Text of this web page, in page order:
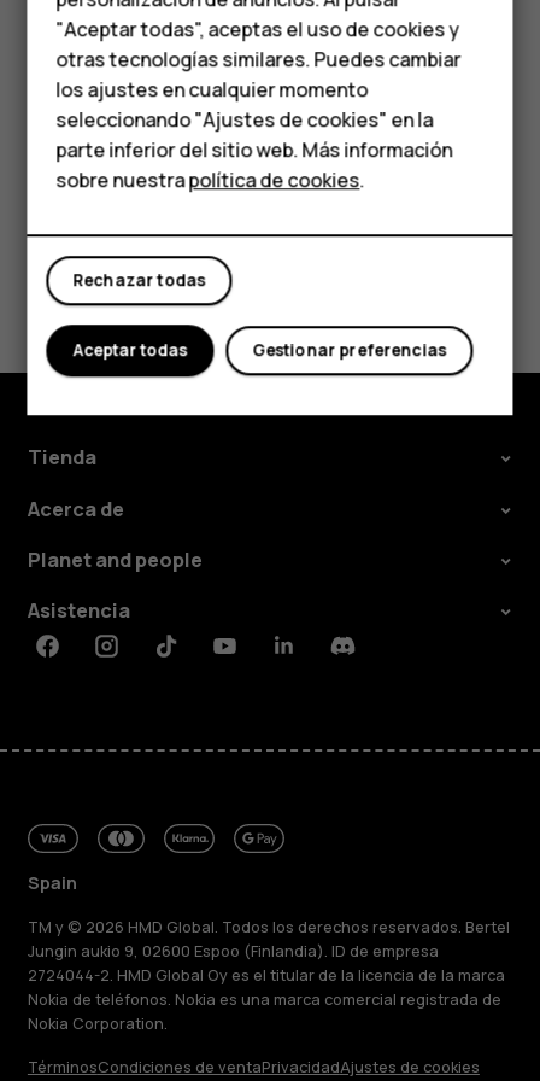
Accesorios
HMD Terra M
Para empresas
Tabletas
Tienda
Mi cuenta
Seleccione los datos que quiere restaurar en el
teléfono nuevo. La sincronización comienza de
forma automática una vez que el teléfono está
conectado a Internet.
¿Te ha parecido útil?
No
Tienda
Acerca de
Planet and people
Asistencia
FacebookInstagramTiktokYoutubeLinkedinDiscord
Spain
TM y © 2026 HMD Global. Todos los derechos reservados. Bertel
Jungin aukio 9, 02600 Espoo (Finlandia). ID de empresa
2724044-2. HMD Global Oy es el titular de la licencia de la marca
Nokia de teléfonos. Nokia es una marca comercial registrada de
Nokia Corporation.
TérminosCondiciones de ventaPrivacidadAjustes de cookies
"Aceptar todas", aceptas el uso de cookies y
otras tecnologías similares. Puedes cambiar
los ajustes en cualquier momento
seleccionando "Ajustes de cookies" en la
parte inferior del sitio web. Más información
sobre nuestrapolítica de cookies.
Rechazar todas
Gestionar preferencias
Aceptar todas